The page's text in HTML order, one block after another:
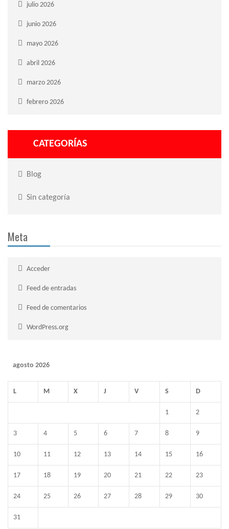
julio 2026
junio 2026
mayo 2026
abril 2026
marzo 2026
febrero 2026
CATEGORÍAS
Blog
Sin categoría
Meta
Acceder
Feed de entradas
Feed de comentarios
WordPress.org
agosto 2026
L M X J V S D
1 2
3 4 5 6 7 8 9
10 11 12 13 14 15 16
17 18 19 20 21 22 23
24 25 26 27 28 29 30
31